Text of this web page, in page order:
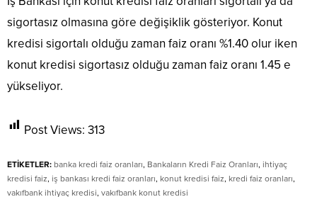
sigortasız olmasına göre değişiklik gösteriyor. Konut
kredisi sigortalı olduğu zaman faiz oranı %1.40 olur iken
konut kredisi sigortasız olduğu zaman faiz oranı 1.45 e
yükseliyor.
Post Views: 313
ETİKETLER: banka kredi faiz oranları, Bankaların Kredi Faiz Oranları, ihtiyaç
kredisi faiz, iş bankası kredi faiz oranları, konut kredisi faiz, kredi faiz oranları,
vakıfbank ihtiyaç kredisi, vakıfbank konut kredisi